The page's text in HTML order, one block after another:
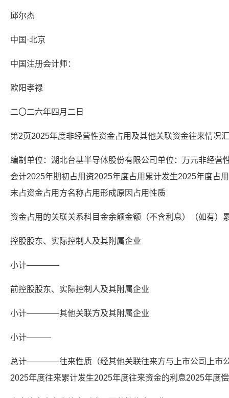
邱尔杰
中国·北京
中国注册会计师：
欧阳孝禄
二〇二六年四月二日
第2页2025年度非经营性资金占用及其他关联资金往来情况
编制单位：湖北台基半导体股份有限公司单位：万元非经营
会计2025年期初占用资2025年度占用累计发生2025年度占
末占资金占用方名称占用形成原因占用性质
资金占用的关联关系科目金余额金额（不含利息）（如有）
控股股东、实际控制人及其附属企业
小计————
前控股股东、实际控制人及其附属企业
小计————其他关联方及其附属企业
小计———
总计————往来性质（经其他关联往来方与上市公司上市
2025年度往来累计发生2025年度往来资金的利息2025年度